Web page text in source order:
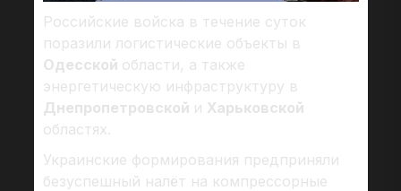
Российские войска в течение суток
поразили логистические объекты в
Одесской области, а также
энергетическую инфраструктуру в
Днепропетровской и Харьковской
областях.
Украинские формирования предприняли
безуспешный налёт на компрессорные